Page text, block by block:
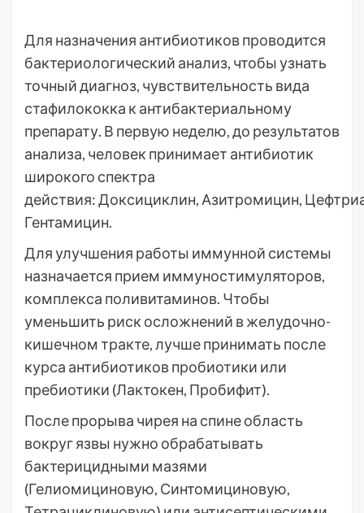
Для назначения антибиотиков проводится
бактериологический анализ, чтобы узнать
точный диагноз, чувствительность вида
стафилококка к антибактериальному
препарату. В первую неделю, до результатов
анализа, человек принимает антибиотик
широкого спектра
действия: Доксициклин, Азитромицин,
Гентамицин.
Для улучшения работы иммунной системы
назначается прием иммуностимуляторов,
комплекса поливитаминов. Чтобы
уменьшить риск осложнений в желудочно-
кишечном тракте, лучше принимать после
курса антибиотиков пробиотики или
пребиотики (Лактокен, Пробифит).
После прорыва чирея на спине область
вокруг язвы нужно обрабатывать
бактерицидными мазями
(Гелиомициновую, Синтомициновую,